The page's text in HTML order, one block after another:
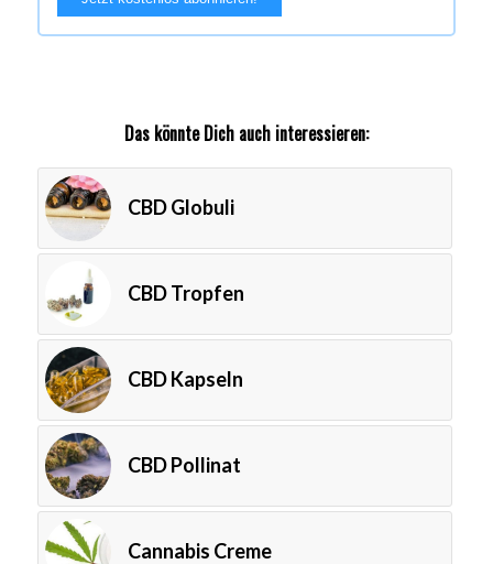
Das könnte Dich auch interessieren:
CBD Globuli
CBD Tropfen
CBD Kapseln
CBD Pollinat
Cannabis Creme